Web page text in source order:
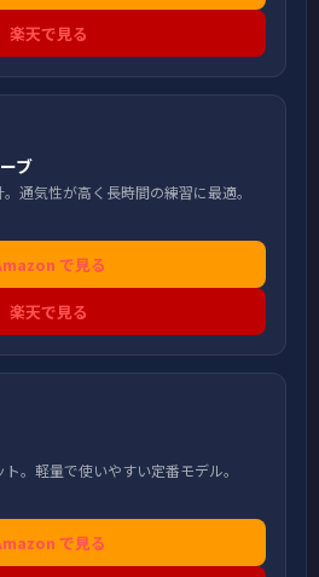
楽天で見る
ブ
通気性が高く長時間の練習に最適。
で見る
楽天で見る
。軽量で使いやすい定番モデル。
で見る